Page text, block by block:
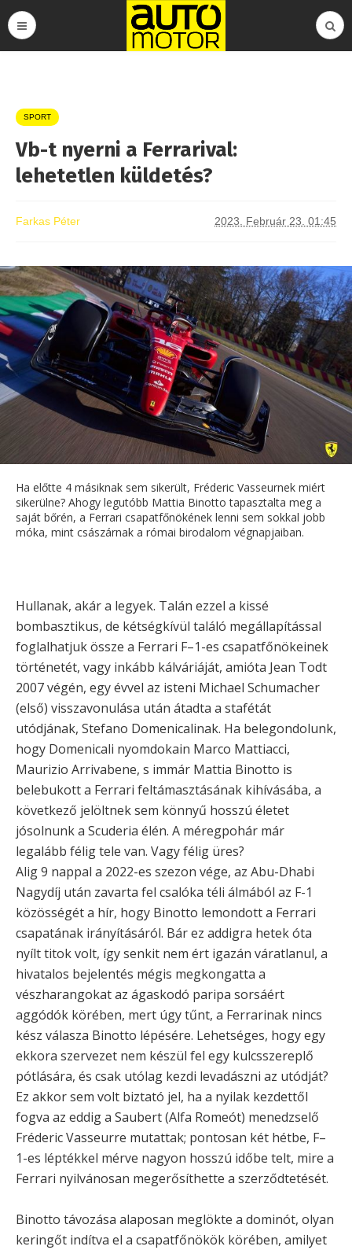
SPORT
Vb-t nyerni a Ferrarival:
lehetetlen küldetés?
Farkas Péter 2023. Február 23. 01:45
Ha előtte 4 másiknak sem sikerült, Fréderic Vasseurnek miért
sikerülne? Ahogy legutóbb Mattia Binotto tapasztalta meg a
saját bőrén, a Ferrari csapatfőnökének lenni sem sokkal jobb
móka, mint császárnak a római birodalom végnapjaiban.
Hullanak, akár a legyek. Talán ezzel a kissé
bombasztikus, de kétségkívül találó megállapítással
foglalhatjuk össze a Ferrari F–1-es csapatfőnökeinek
történetét, vagy inkább kálváriáját, amióta Jean Todt
2007 végén, egy évvel az isteni Michael Schumacher
(első) visszavonulása után átadta a stafétát
utódjának, Stefano Domenicalinak. Ha belegondolunk,
hogy Domenicali nyomdokain Marco Mattiacci,
Maurizio Arrivabene, s immár Mattia Binotto is
belebukott a Ferrari feltámasztásának kihívásába, a
következő jelöltnek sem könnyű hosszú életet
jósolnunk a Scuderia élén. A méregpohár már
legalább félig tele van. Vagy félig üres?
Alig 9 nappal a 2022-es szezon vége, az Abu-Dhabi
Nagydíj után zavarta fel csalóka téli álmából az F-1
közösségét a hír, hogy Binotto lemondott a Ferrari
csapatának irányításáról. Bár ez addigra hetek óta
nyílt titok volt, így senkit nem ért igazán váratlanul, a
hivatalos bejelentés mégis megkongatta a
vészharangokat az ágaskodó paripa sorsáért
aggódók körében, mert úgy tűnt, a Ferrarinak nincs
kész válasza Binotto lépésére. Lehetséges, hogy egy
ekkora szervezet nem készül fel egy kulcsszereplő
pótlására, és csak utólag kezdi levadászni az utódját?
Ez akkor sem volt biztató jel, ha a nyilak kezdettől
fogva az eddig a Saubert (Alfa Romeót) menedzselő
Fréderic Vasseurre mutattak; pontosan két hétbe, F–
1-es léptékkel mérve nagyon hosszú időbe telt, mire a
Ferrari nyilvánosan megerősíthette a szerződtetését.
Binotto távozása alaposan meglökte a dominót, olyan
keringőt indítva el a csapatfőnökök körében, amilyet